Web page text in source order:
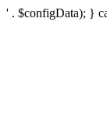
' . $configData); }